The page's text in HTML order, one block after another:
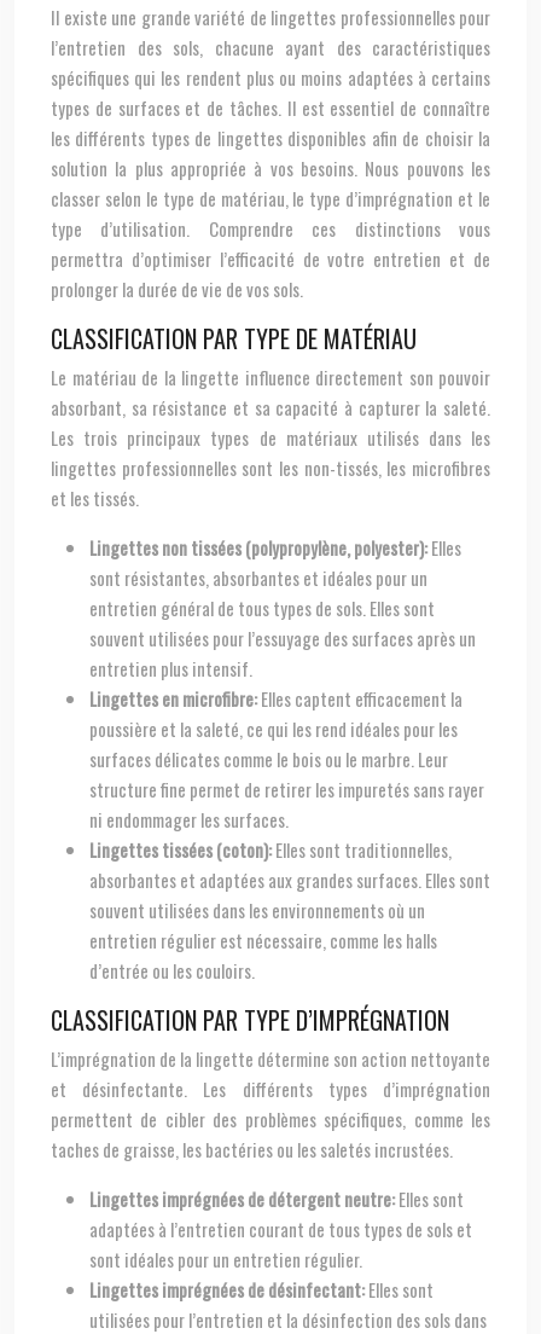
Il existe une grande variété de lingettes professionnelles pour
l’entretien des sols, chacune ayant des caractéristiques
spécifiques qui les rendent plus ou moins adaptées à certains
types de surfaces et de tâches. Il est essentiel de connaître
les différents types de lingettes disponibles afin de choisir la
solution la plus appropriée à vos besoins. Nous pouvons les
classer selon le type de matériau, le type d’imprégnation et le
type d’utilisation. Comprendre ces distinctions vous
permettra d’optimiser l’efficacité de votre entretien et de
prolonger la durée de vie de vos sols.
CLASSIFICATION PAR TYPE DE MATÉRIAU
Le matériau de la lingette influence directement son pouvoir
absorbant, sa résistance et sa capacité à capturer la saleté.
Les trois principaux types de matériaux utilisés dans les
lingettes professionnelles sont les non-tissés, les microfibres
et les tissés.
Lingettes non tissées (polypropylène, polyester):Elles
sont résistantes, absorbantes et idéales pour un
entretien général de tous types de sols. Elles sont
souvent utilisées pour l’essuyage des surfaces après un
entretien plus intensif.
Lingettes en microfibre:Elles captent efficacement la
poussière et la saleté, ce qui les rend idéales pour les
surfaces délicates comme le bois ou le marbre. Leur
structure fine permet de retirer les impuretés sans rayer
ni endommager les surfaces.
Lingettes tissées (coton):Elles sont traditionnelles,
absorbantes et adaptées aux grandes surfaces. Elles sont
souvent utilisées dans les environnements où un
entretien régulier est nécessaire, comme les halls
d’entrée ou les couloirs.
CLASSIFICATION PAR TYPE D’IMPRÉGNATION
L’imprégnation de la lingette détermine son action nettoyante
et désinfectante. Les différents types d’imprégnation
permettent de cibler des problèmes spécifiques, comme les
taches de graisse, les bactéries ou les saletés incrustées.
Lingettes imprégnées de détergent neutre:Elles sont
adaptées à l’entretien courant de tous types de sols et
sont idéales pour un entretien régulier.
Lingettes imprégnées de désinfectant:Elles sont
utilisées pour l’entretien et la désinfection des sols dans